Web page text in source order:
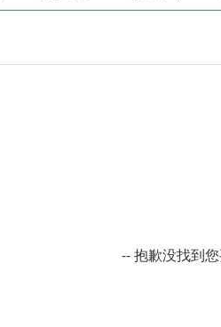
-- 抱歉没找到